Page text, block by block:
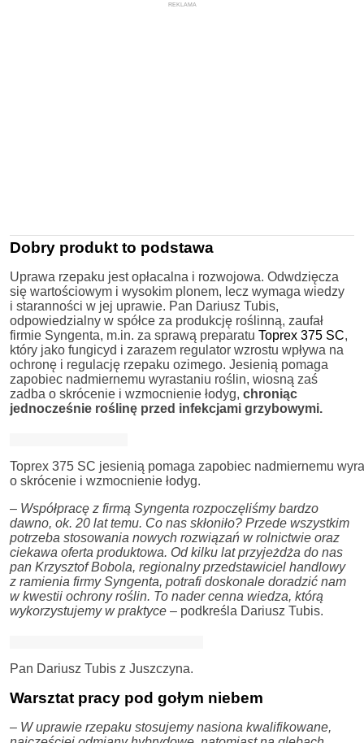
REKLAMA
Dobry produkt to podstawa
Uprawa rzepaku jest opłacalna i rozwojowa. Odwdzięcza
się wartościowym i wysokim plonem, lecz wymaga wiedzy
i staranności w jej uprawie. Pan Dariusz Tubis,
odpowiedzialny w spółce za produkcję roślinną, zaufał
firmie Syngenta, m.in. za sprawą preparatu Toprex 375 SC,
który jako fungicyd i zarazem regulator wzrostu wpływa na
ochronę i regulację rzepaku ozimego. Jesienią pomaga
zapobiec nadmiernemu wyrastaniu roślin, wiosną zaś
zadba o skrócenie i wzmocnienie łodyg, chroniąc
jednocześnie roślinę przed infekcjami grzybowymi.
Toprex 375 SC jesienią pomaga zapobiec nadmiernemu
o skrócenie i wzmocnienie łodyg.
– Współpracę z firmą Syngenta rozpoczęliśmy bardzo
dawno, ok. 20 lat temu. Co nas skłoniło? Przede wszystkim
potrzeba stosowania nowych rozwiązań w rolnictwie oraz
ciekawa oferta produktowa. Od kilku lat przyjeżdża do nas
pan Krzysztof Bobola, regionalny przedstawiciel handlowy
z ramienia firmy Syngenta, potrafi doskonale doradzić nam
w kwestii ochrony roślin. To nader cenna wiedza, którą
wykorzystujemy w praktyce – podkreśla Dariusz Tubis.
Pan Dariusz Tubis z Juszczyna.
Warsztat pracy pod gołym niebem
– W uprawie rzepaku stosujemy nasiona kwalifikowane,